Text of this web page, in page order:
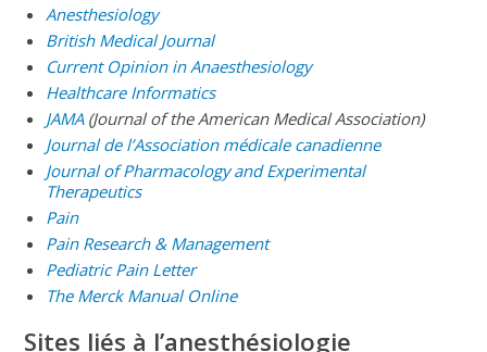
Anesthesiology
British Medical Journal
Current Opinion in Anaesthesiology
Healthcare Informatics
JAMA(Journal of the American Medical Association)
Journal de l’Association médicale canadienne
Journal of Pharmacology and Experimental
Therapeutics
Pain
Pain Research & Management
Pediatric Pain Letter
The Merck Manual Online
Sites liés à l’anesthésiologie